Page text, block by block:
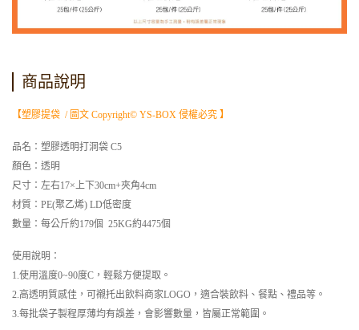
商品說明
【塑膠提袋 / 圖文 Copyright© YS-BOX 侵權必究 】
品名：塑膠透明打洞袋 C5
顏色：透明
尺寸：左右17×上下30cm+夾角4cm
材質：PE(聚乙烯) LD低密度
數量：每公斤約179個 25KG約4475個
使用說明：
1.使用溫度0~90度C，輕鬆方便提取。
2.高透明質感佳，可襯托出飲料商家LOGO，適合裝飲料、餐點、禮品等。
3.每批袋子製程厚薄均有誤差，會影響數量，皆屬正常範圍。